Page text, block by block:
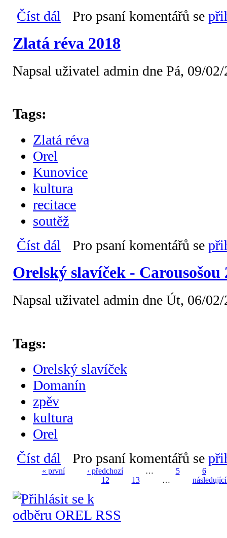
Číst dál
Pozvání členů jednoty na výroční schůzi 2018
Pro psaní komentářů se
Zlatá réva 2018
Napsal uživatel admin dne Pá, 09/
Tags:
Zlatá réva
Orel
Kunovice
kultura
recitace
soutěž
Číst dál
Zlatá réva 2018
Pro psaní komentářů se
Orelský slavíček - Carousošou
Napsal uživatel admin dne Út, 06/
Tags:
Orelský slavíček
Domanín
zpěv
kultura
Orel
Číst dál Orelský slavíček - Carousošou 2018
Pro psaní komentářů se
« první ‹ předchozí … 5
6
12
13 … následující